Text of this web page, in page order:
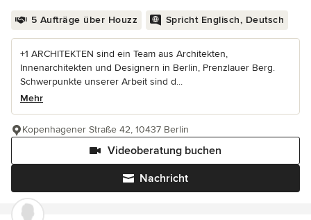
5 Aufträge über Houzz Spricht Englisch, Deutsch
+1 ARCHITEKTEN sind ein Team aus Architekten,
Innenarchitekten und Designern in Berlin, Prenzlauer Berg.
Schwerpunkte unserer Arbeit sind d...
Mehr
Nachricht
Videoberatung buchen
Kopenhagener Straße 42, 10437 Berlin